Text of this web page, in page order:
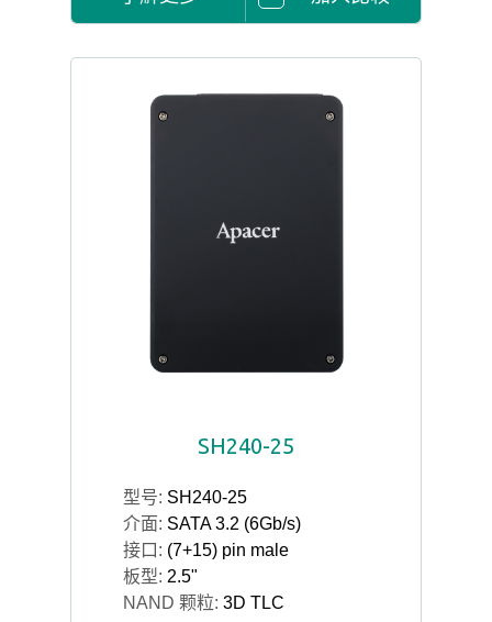
SH240-25
型号: SH240-25
介面: SATA 3.2 (6Gb/s)
接口: (7+15) pin male
板型: 2.5"
NAND 颗粒: 3D TLC